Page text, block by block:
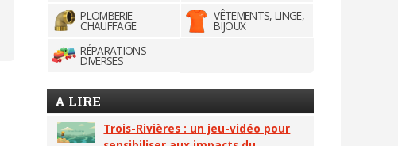
PLOMBERIE-
CHAUFFAGE
VÊTEMENTS, LINGE,
BIJOUX
RÉPARATIONS
DIVERSES
A LIRE
Trois-Rivières : un jeu-vidéo pour